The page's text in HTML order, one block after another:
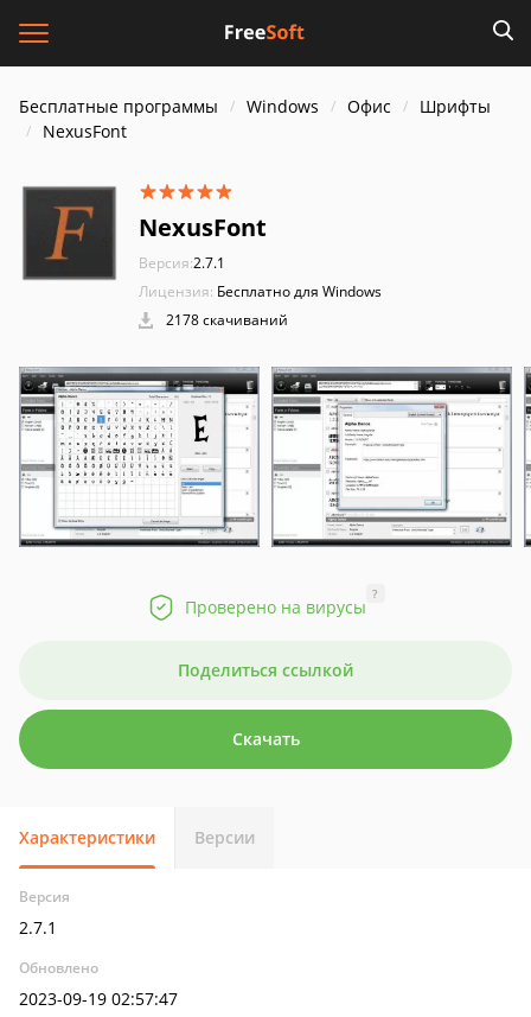
Бесплатные программы Windows Офис
Шрифты
NexusFont
NexusFont
Версия:2.7.1
Лицензия: Бесплатно для Windows
2178 скачиваний
Проверено на вирусы
?
Поделиться ссылкой
Скачать
Характеристики Версии
Версия
2.7.1
Обновлено
2023-09-19 02:57:47